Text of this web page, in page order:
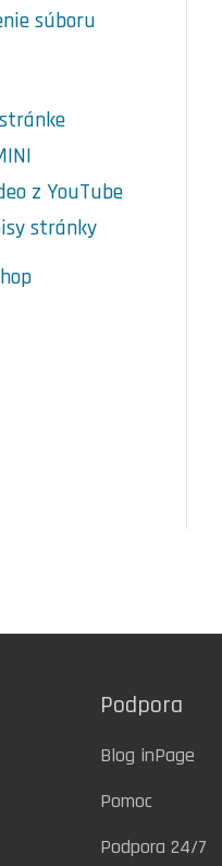
súboru
z YouTube
stránky
Podpora
Blog inPage
Pomoc
Podpora 24/7